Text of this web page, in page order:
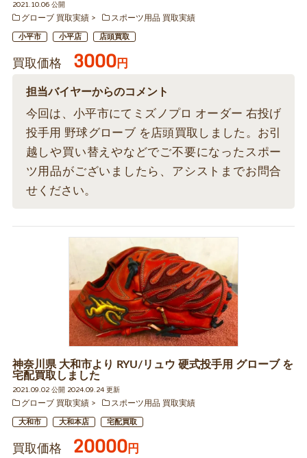
2021.10.06 公開
グローブ 買取実績
スポーツ用品 買取実績
小平市 小平店 店頭買取
買取価格 3000円
担当バイヤーからのコメント
今回は、小平市にてミズノプロ オーダー 右投げ
投手用 野球グローブ を店頭買取しました。お引
越しや買い替えやなどでご不要になったスポー
ツ用品がございましたら、アシストまでお問合
せください。
神奈川県 大和市より RYU/リュウ 硬式投手用 グローブ を
宅配買取しました
2021.09.02 公開 2024.09.24 更新
グローブ 買取実績
スポーツ用品 買取実績
大和市 大和本店 宅配買取
買取価格 20000円